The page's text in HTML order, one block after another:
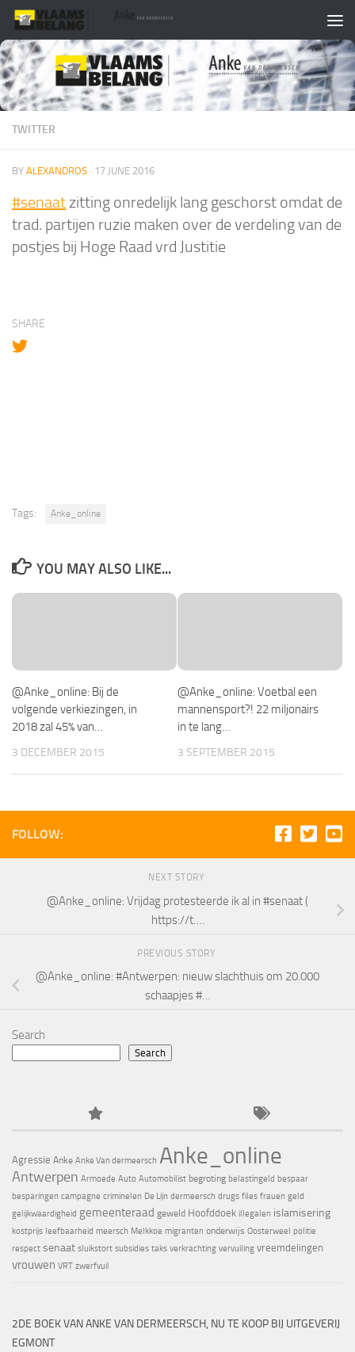
Skip to content
TWITTER
BY ALEXANDROS · 17 JUNE 2016
#senaatzitting onredelijk lang geschorst omdat de
trad. partijen ruzie maken over de verdeling van de
postjes bij Hoge Raad vrd Justitie
SHARE
Tags: Anke_online
YOU MAY ALSO LIKE...
@Anke_online: Bij de
volgende verkiezingen, in
2018 zal 45% van…
3 DECEMBER 2015
@Anke_online: Voetbal een
mannensport?! 22 miljonairs
in te lang…
3 SEPTEMBER 2015
FOLLOW:
NEXT STORY
@Anke_online: Vrijdag protesteerde ik al in #senaat (
https://t….
PREVIOUS STORY
@Anke_online: #Antwerpen: nieuw slachthuis om 20.000
schaapjes #…
Search
Search
Agressie Anke Anke Van dermeersch Anke_online
Antwerpen Armoede Auto Automobilist begroting belastingeld bespaar
besparingen campagne criminelen De Lijn dermeersch drugs files frauen geld
gelijkwaardigheid gemeenteraad geweld Hoofddoek illegalen islamisering
kostprijs leefbaarheid meersch Melkkoe migranten onderwijs Oosterweel politie
respect senaat sluikstort subsidies taks verkrachting vervuiling vreemdelingen
vrouwen VRT zwerfvuil
2DE BOEK VAN ANKE VAN DERMEERSCH, NU TE KOOP BIJ UITGEVERIJ
EGMONT